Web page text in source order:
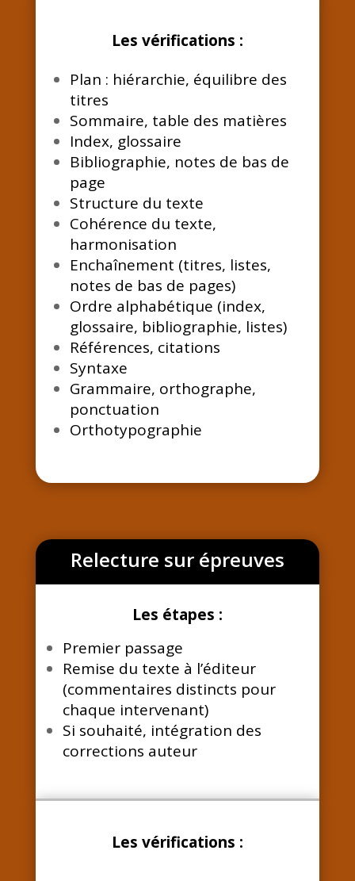
Les vérifications :
Plan : hiérarchie, équilibre des
titres
Sommaire, table des matières
Index, glossaire
Bibliographie, notes de bas de
page
Structure du texte
Cohérence du texte,
harmonisation
Enchaînement (titres, listes,
notes de bas de pages)
Ordre alphabétique (index,
glossaire, bibliographie, listes)
Références, citations
Syntaxe
Grammaire, orthographe,
ponctuation
Orthotypographie
Relecture sur épreuves
Les étapes :
Premier passage
Remise du texte à l’éditeur
(commentaires distincts pour
chaque intervenant)
Si souhaité, intégration des
corrections auteur
Les vérifications :